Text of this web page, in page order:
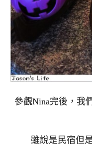
參觀Nina完後，我
雖說是民宿但